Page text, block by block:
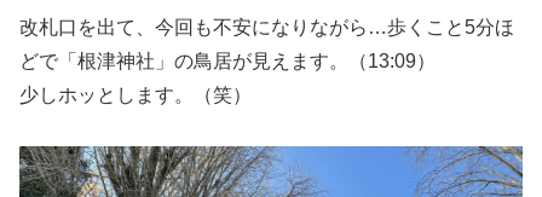
改札口を出て、今回も不安になりながら…歩くこと5分ほ
どで「根津神社」の鳥居が見えます。（13:09）
少しホッとします。（笑）